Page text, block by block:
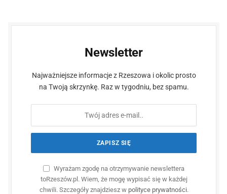
Newsletter
Najważniejsze informacje z Rzeszowa i okolic prosto
na Twoją skrzynkę. Raz w tygodniu, bez spamu.
Wyrażam zgodę na otrzymywanie newslettera
toRzeszów.pl. Wiem, że mogę wypisać się w każdej
chwili. Szczegóły znajdziesz w polityce prywatności.